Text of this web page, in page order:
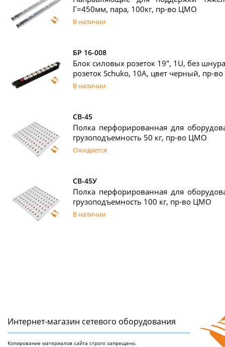
Г=450мм, пара, 100кг, пр-во ЦМО
В наличии
БР 16-008
Блок силовых розеток 19", 1U, без
розеток Schuko, 10А, цвет черный, пр-
В наличии
СВ-45
Полка перфорированная для
грузоподъемность 50 кг, пр-во ЦМО
Ожидается
СВ-45У
Полка перфорированная для
грузоподъемность 100 кг, пр-во ЦМО
В наличии
Интернет-магазин сетeвого оборудования
Копирование материалов сайта строго запрещено.